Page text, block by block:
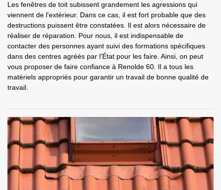
Les fenêtres de toit subissent grandement les agressions qui
viennent de l'extérieur. Dans ce cas, il est fort probable que des
destructions puissent être constatées. Il est alors nécessaire de
réaliser de réparation. Pour nous, il est indispensable de
contacter des personnes ayant suivi des formations spécifiques
dans des centres agréés par l'État pour les faire. Ainsi, on peut
vous proposer de faire confiance à Renolde 60. Il a tous les
matériels appropriés pour garantir un travail de bonne qualité de
travail.